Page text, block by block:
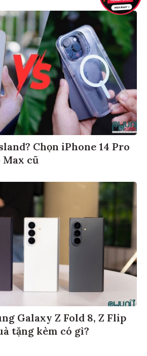
Chọn iPhone 14 Pro
Max cũ
Galaxy Z Fold 8, Z Flip
tặng kèm có gì?